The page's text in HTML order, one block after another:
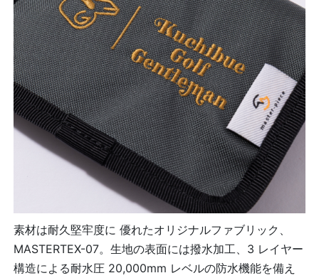
素材は耐久堅牢度に 優れたオリジナルファブリック、
MASTERTEX-07。生地の表面には撥水加工、3 レイヤー
構造による耐水圧 20,000mm レベルの防水機能を備え